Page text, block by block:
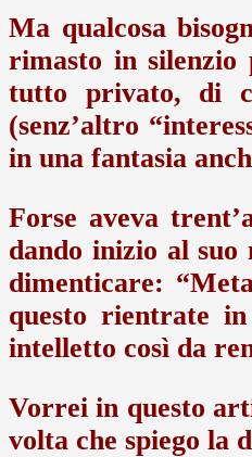
Ma qualcosa
rimasto in silenzio
tutto privato, di
(senz’altro
in una fantasia
Forse aveva
dando inizio al
dimenticare:
questo rientrate
intelletto così da
Vorrei in questo
volta che spiego la